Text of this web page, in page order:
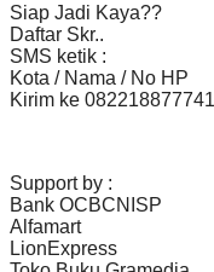
Siap Jadi Kaya??
Daftar Skr..
SMS ketik :
Kota / Nama / No HP
Kirim ke 082218877741
Support by :
Bank OCBCNISP
Alfamart
LionExpress